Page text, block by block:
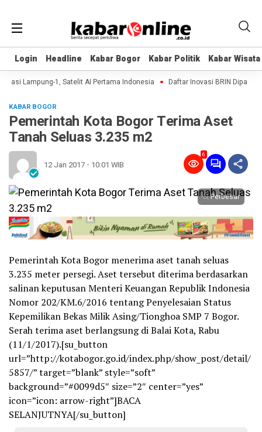
Login Headline Kabar Bogor Kabar Politik Kabar Wisata
Login Headline Kabar Bogor Kabar Politik Kabar Wisata
Lampung-1, Satelit AI Pertama Indonesia Daftar Inovasi BRIN
KABAR BOGOR
Pemerintah Kota Bogor Terima Aset
Tanah Seluas 3.235 m2
12 Jan 2017 - 10:01 WIB
6
Perbesar
Pemerintah Kota Bogor menerima aset tanah seluas
3.235 meter persegi. Aset tersebut diterima berdasarkan
salinan keputusan Menteri Keuangan Republik Indonesia
Nomor 202/KM.6/2016 tentang Penyelesaian Status
Kepemilikan Bekas Milik Asing/Tionghoa SMP 7 Bogor.
Serah terima aset berlangsung di Balai Kota, Rabu
(11/1/2017).[su_button
url=”http://kotabogor.go.id/index.php/show_post/detail/
5857/” target=”blank” style=”soft”
background=”#0099d5″ size=”2″ center=”yes”
icon=”icon: arrow-right”]BACA
SELANJUTNYA[/su_button]